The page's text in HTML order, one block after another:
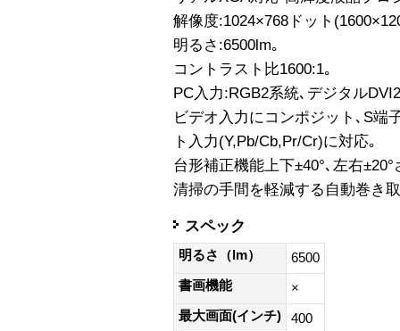
解像度:1024×768ドット
明るさ:6500lm｡
コントラスト比1600:1｡
PC入力:RGB2系統､デジタル
ビデオ入力にコンポジット､S端
ト入力(Y,Pb/Cb,Pr/Cr)に対応｡
台形補正機能上下±40°､左右
清掃の手間を軽減する自動巻き
スペック
明るさ（lm）
6500
書画機能
×
最大画面(インチ)
400